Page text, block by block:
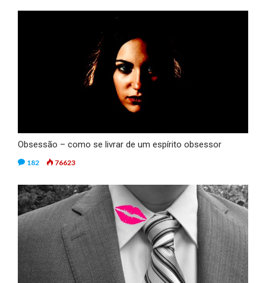
Obsessão – como se livrar de um espírito obsessor
182 76623